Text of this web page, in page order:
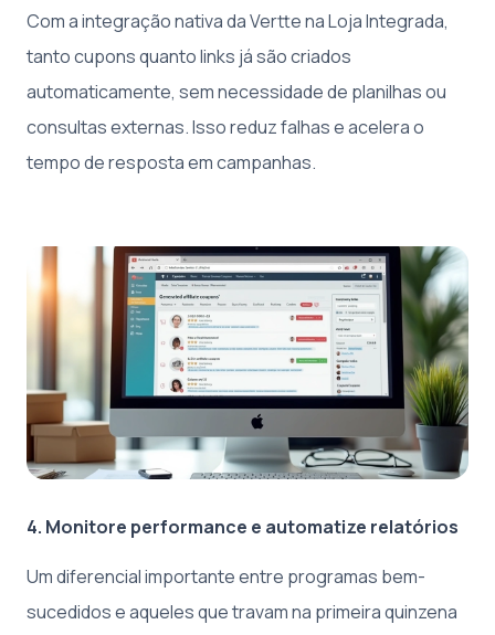
Com a integração nativa da Vertte na Loja Integrada,
tanto cupons quanto links já são criados
automaticamente, sem necessidade de planilhas ou
consultas externas. Isso reduz falhas e acelera o
tempo de resposta em campanhas.
4. Monitore performance e automatize relatórios
Um diferencial importante entre programas bem-
sucedidos e aqueles que travam na primeira quinzena